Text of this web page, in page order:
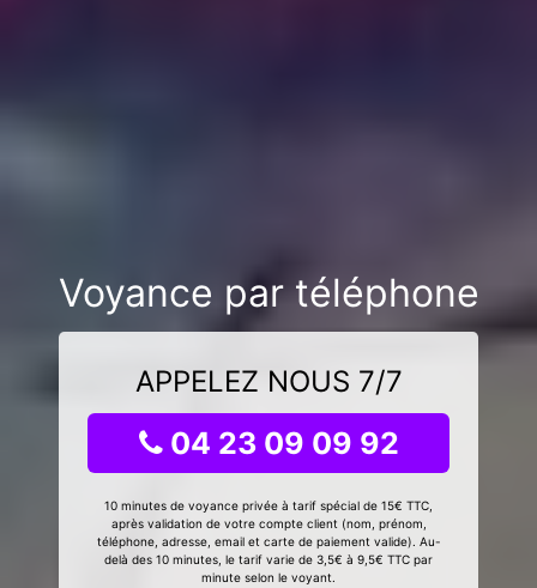
Voyance par téléphone
APPELEZ NOUS 7/7
04 23 09 09 92
10 minutes de voyance privée à tarif spécial de 15€ TTC,
après validation de votre compte client (nom, prénom,
téléphone, adresse, email et carte de paiement valide). Au-
delà des 10 minutes, le tarif varie de 3,5€ à 9,5€ TTC par
minute selon le voyant.